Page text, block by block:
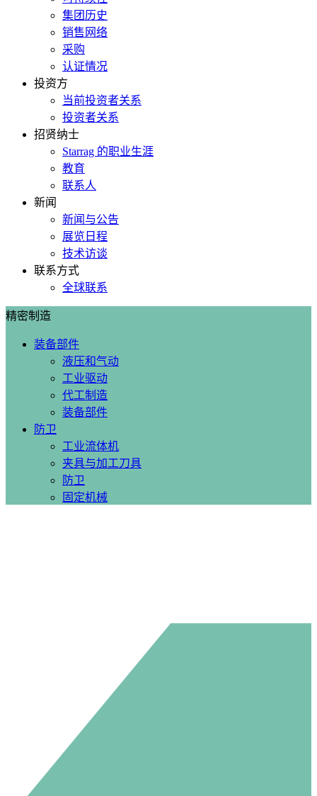
集团历史
销售网络
采购
认证情况
投资方
当前投资者关系
投资者关系
招贤纳士
Starrag 的职业生涯
教育
联系人
新闻
新闻与公告
展览日程
技术访谈
联系方式
全球联系
精密制造
装备部件
液压和气动
工业驱动
代工制造
装备部件
防卫
工业流体机
夹具与加工刀具
防卫
固定机械